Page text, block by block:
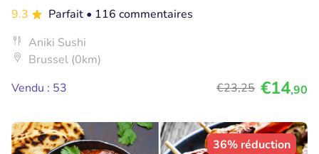
9.3
Parfait • 116 commentaires
Aniki Sushi
Brussel (0km)
Vendu : 53
€23,25 €14,90
36% réduction